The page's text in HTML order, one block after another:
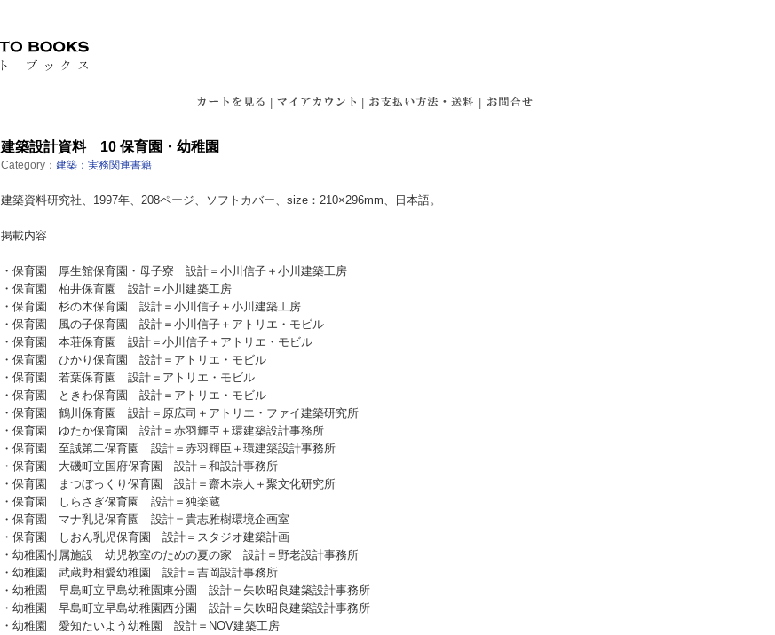
建築設計資料 10 保育園・幼稚園
Category： 建築：実務関連書籍
建築資料研究社、1997年、208ページ、ソフトカバー、size：210×296mm、日本語。
掲載内容
・保育園 厚生館保育園・母子寮 設計＝小川信子＋小川建築工房
・保育園 柏井保育園 設計＝小川建築工房
・保育園 杉の木保育園 設計＝小川信子＋小川建築工房
・保育園 風の子保育園 設計＝小川信子＋アトリエ・モビル
・保育園 本荘保育園 設計＝小川信子＋アトリエ・モビル
・保育園 ひかり保育園 設計＝アトリエ・モビル
・保育園 若葉保育園 設計＝アトリエ・モビル
・保育園 ときわ保育園 設計＝アトリエ・モビル
・保育園 鶴川保育園 設計＝原広司＋アトリエ・ファイ建築研究所
・保育園 ゆたか保育園 設計＝赤羽輝臣＋環建築設計事務所
・保育園 至誠第二保育園 設計＝赤羽輝臣＋環建築設計事務所
・保育園 大磯町立国府保育園 設計＝和設計事務所
・保育園 まつぼっくり保育園 設計＝齋木崇人＋聚文化研究所
・保育園 しらさぎ保育園 設計＝独楽蔵
・保育園 マナ乳児保育園 設計＝貴志雅樹環境企画室
・保育園 しおん乳児保育園 設計＝スタジオ建築計画
・幼稚園付属施設 幼児教室のための夏の家 設計＝野老設計事務所
・幼稚園 武蔵野相愛幼稚園 設計＝吉岡設計事務所
・幼稚園 早島町立早島幼稚園東分園 設計＝矢吹昭良建築設計事務所
・幼稚園 早島町立早島幼稚園西分園 設計＝矢吹昭良建築設計事務所
・幼稚園 愛知たいよう幼稚園 設計＝NOV建築工房